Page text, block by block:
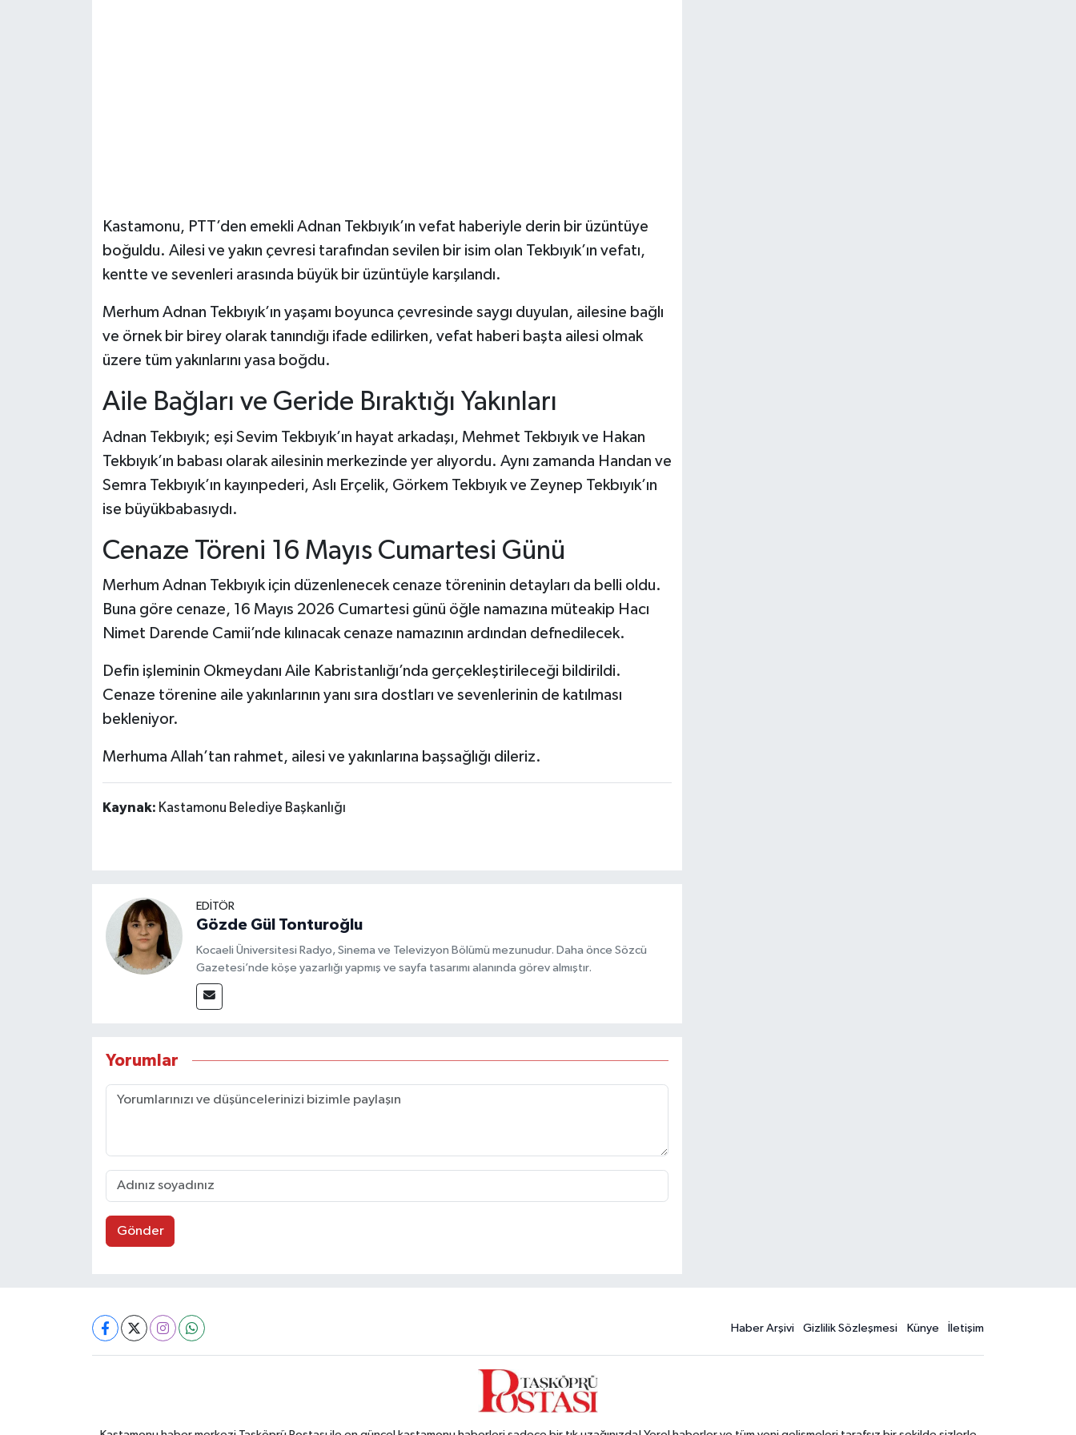
Kastamonu, PTT’den emekli Adnan Tekbıyık’ın vefat haberiyle derin bir üzüntüye
boğuldu. Ailesi ve yakın çevresi tarafından sevilen bir isim olan Tekbıyık’ın vefatı,
kentte ve sevenleri arasında büyük bir üzüntüyle karşılandı.
Merhum Adnan Tekbıyık’ın yaşamı boyunca çevresinde saygı duyulan, ailesine bağlı
ve örnek bir birey olarak tanındığı ifade edilirken, vefat haberi başta ailesi olmak
üzere tüm yakınlarını yasa boğdu.
Aile Bağları ve Geride Bıraktığı Yakınları
Adnan Tekbıyık; eşi Sevim Tekbıyık’ın hayat arkadaşı, Mehmet Tekbıyık ve Hakan
Tekbıyık’ın babası olarak ailesinin merkezinde yer alıyordu. Aynı zamanda Handan ve
Semra Tekbıyık’ın kayınpederi, Aslı Erçelik, Görkem Tekbıyık ve Zeynep Tekbıyık’ın
ise büyükbabasıydı.
Cenaze Töreni 16 Mayıs Cumartesi Günü
Merhum Adnan Tekbıyık için düzenlenecek cenaze töreninin detayları da belli oldu.
Buna göre cenaze, 16 Mayıs 2026 Cumartesi günü öğle namazına müteakip Hacı
Nimet Darende Camii’nde kılınacak cenaze namazının ardından defnedilecek.
Defin işleminin Okmeydanı Aile Kabristanlığı’nda gerçekleştirileceği bildirildi.
Cenaze törenine aile yakınlarının yanı sıra dostları ve sevenlerinin de katılması
bekleniyor.
Merhuma Allah’tan rahmet, ailesi ve yakınlarına başsağlığı dileriz.
Kaynak: Kastamonu Belediye Başkanlığı
EDİTÖR
Gözde Gül Tonturoğlu
Kocaeli Üniversitesi Radyo, Sinema ve Televizyon Bölümü mezunudur. Daha önce Sözcü
Gazetesi’nde köşe yazarlığı yapmış ve sayfa tasarımı alanında görev almıştır.
Yorumlar
Gönder
Haber Arşivi Gizlilik Sözleşmesi Künye İletişim
Ulusal Haberler
Teknoloji Haberleri
Dünya Haberleri
Yerel Haberler
Haber Arşivi